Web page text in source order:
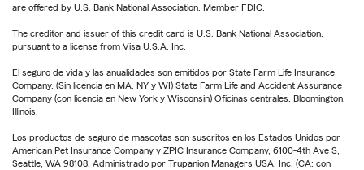
are offered by U.S. Bank National Association. Member FDIC.
The creditor and issuer of this credit card is U.S. Bank National Association,
pursuant to a license from Visa U.S.A. Inc.
El seguro de vida y las anualidades son emitidos por State Farm Life Insurance
Company. (Sin licencia en MA, NY y WI) State Farm Life and Accident Assurance
Company (con licencia en New York y Wisconsin) Oficinas centrales, Bloomington,
Illinois.
Los productos de seguro de mascotas son suscritos en los Estados Unidos por
American Pet Insurance Company y ZPIC Insurance Company, 6100-4th Ave S,
Seattle, WA 98108. Administrado por Trupanion Managers USA, Inc. (CA: con